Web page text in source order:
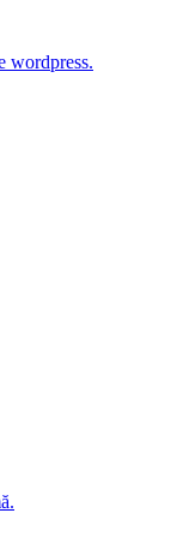
wordpress.